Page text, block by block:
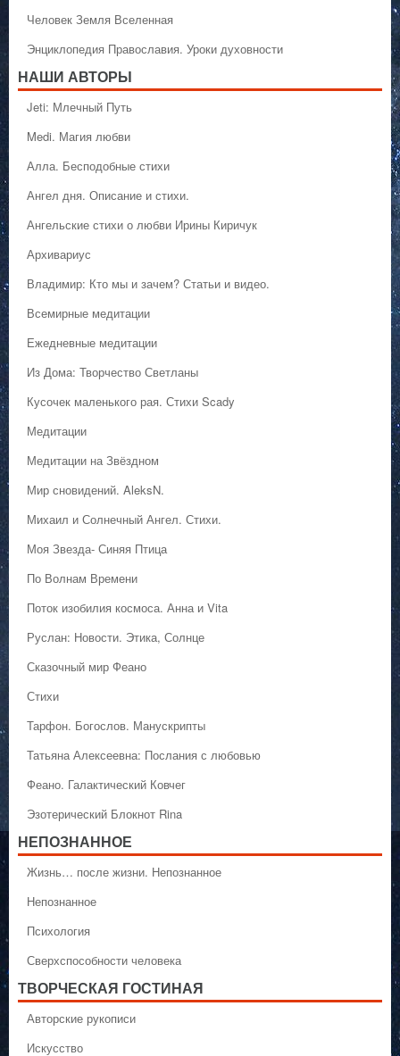
Человек Земля Вселенная
Энциклопедия Православия. Уроки духовности
НАШИ АВТОРЫ
Jeti: Млечный Путь
Medi. Магия любви
Алла. Бесподобные стихи
Ангел дня. Описание и стихи.
Ангельские стихи о любви Ирины Киричук
Архивариус
Владимир: Кто мы и зачем? Статьи и видео.
Всемирные медитации
Ежедневные медитации
Из Дома: Творчество Светланы
Кусочек маленького рая. Стихи Scady
Медитации
Медитации на Звёздном
Мир сновидений. AleksN.
Михаил и Солнечный Ангел. Стихи.
Моя Звезда- Синяя Птица
По Волнам Времени
Поток изобилия космоса. Анна и Vita
Руслан: Новости. Этика, Солнце
Сказочный мир Феано
Стихи
Тарфон. Богослов. Манускрипты
Татьяна Алексеевна: Послания с любовью
Феано. Галактический Ковчег
Эзотерический Блокнот Rina
НЕПОЗНАННОЕ
Жизнь… после жизни. Непознанное
Непознанное
Психология
Сверхспособности человека
ТВОРЧЕСКАЯ ГОСТИНАЯ
Авторские рукописи
Искусство